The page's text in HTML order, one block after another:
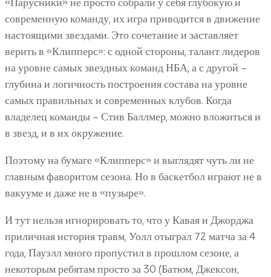
современную команду, их игра приводится в движение
настоящими звездами. Это сочетание и заставляет
верить в «Клипперс»: с одной стороны, талант лидеров
на уровне самых звездных команд НБА, а с другой –
глубина и логичность построения состава на уровне
самых правильных и современных клубов. Когда
владелец команды – Стив Баллмер, можно вложиться и
в звезд, и в их окружение.
Поэтому на бумаге «Клипперс» и выглядят чуть ли не
главным фаворитом сезона. Но в баскетбол играют не в
вакууме и даже не в «пузыре».
И тут нельзя игнорировать то, что у Кавая и Джорджа
приличная история травм, Уолл отыграл 72 матча за 4
года, Пауэлл много пропустил в прошлом сезоне, а
некоторым ребятам просто за 30 (Батюм, Джексон,